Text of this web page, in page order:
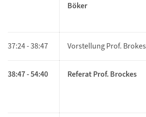
Böker
37:24 - 38:47 Vorstellung Prof. Brokes
38:47 - 54:40 Referat Prof. Brockes